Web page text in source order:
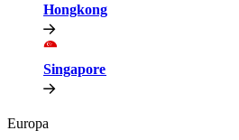
Hongkong​​
Singapore​​
Europa​​